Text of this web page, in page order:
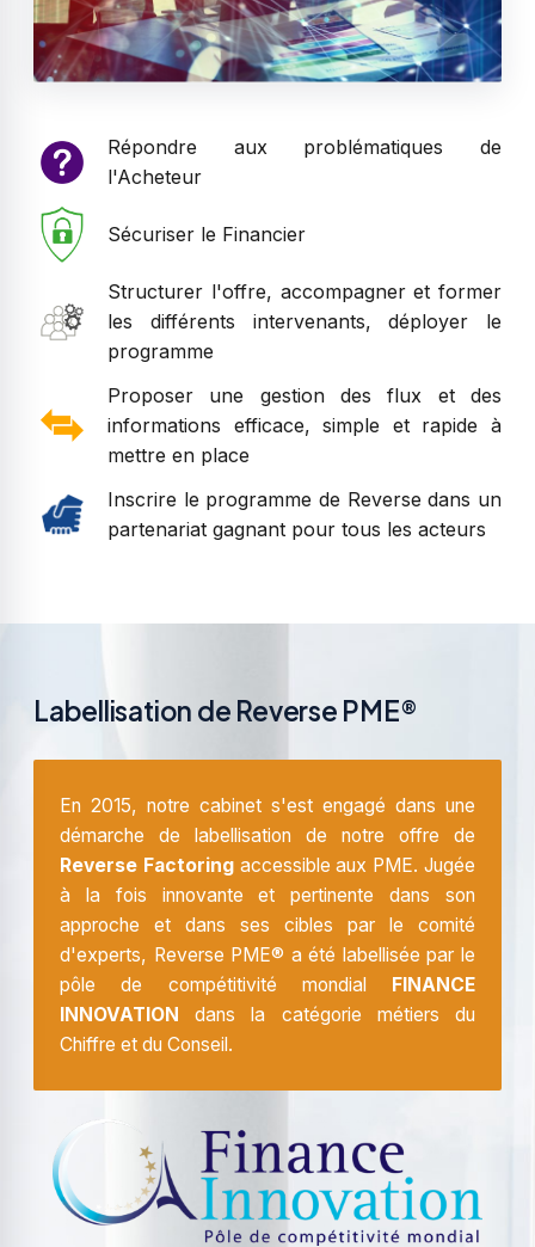
Répondre aux problématiques de
l'Acheteur
Sécuriser le Financier
Structurer l'offre, accompagner et former
les différents intervenants, déployer le
programme
Proposer une gestion des flux et des
informations efficace, simple et rapide à
mettre en place
Inscrire le programme de Reverse dans un
partenariat gagnant pour tous les acteurs
Labellisation de Reverse PME®
En 2015, notre cabinet s'est engagé dans une
démarche de labellisation de notre offre de
Reverse Factoringaccessible aux PME. Jugée
à la fois innovante et pertinente dans son
approche et dans ses cibles par le comité
d'experts, Reverse PME® a été labellisée par le
pôle de compétitivité mondial FINANCE
INNOVATION dans la catégorie métiers du
Chiffre et du Conseil.